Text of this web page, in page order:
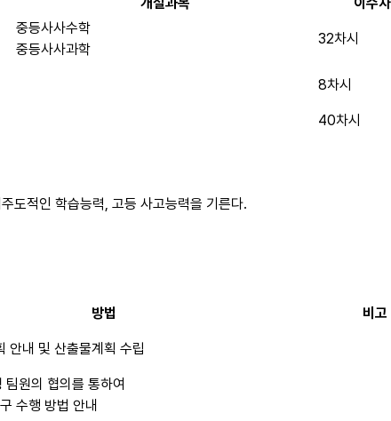
중등사사수학
중등사사과학
32차시
8차시
40차시
도적인 학습능력, 고등 사고능력을 기른다.
방법 비고
안내 및 산출물계획 수립
팀원의 협의를 통하여
수행 방법 안내